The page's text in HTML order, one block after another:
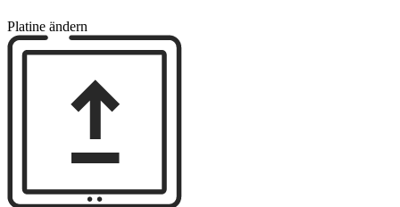
Platine ändern